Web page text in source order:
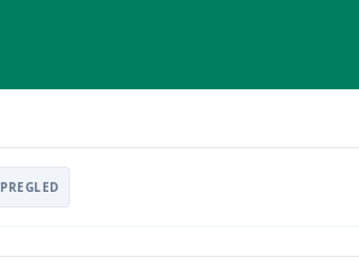
PREGLED